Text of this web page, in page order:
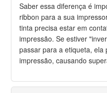
Saber essa diferença é
ribbon para a sua
tinta precisa estar em
impressão. Se estiver
passar para a etiqueta,
impressão, causando